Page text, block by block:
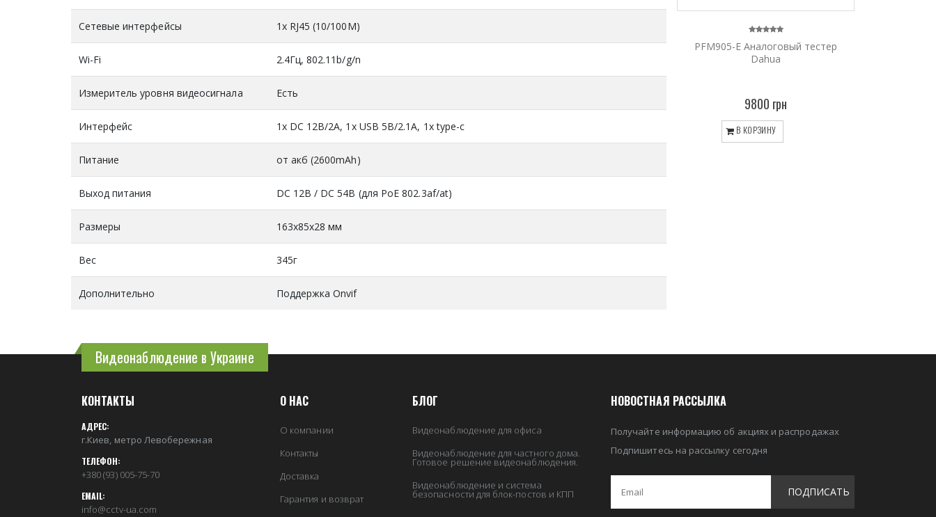
Сетевые интерфейсы 1х RJ45 (10/100M)
Wi-Fi 2.4Гц, 802.11b/g/n
Измеритель уровня видеосигнала Есть
Интерфейc 1x DC 12В/2A, 1x USB 5В/2.1A, 1x type-c
Питание от акб (2600mAh)
Выход питания DC 12В / DC 54В (для PoE 802.3af/at)
Размеры 163x85x28 мм
Вес 345г
Дополнительно Поддержка Onvif
PFM905-E Аналоговый тестер
Dahua
9800 грн
В КОРЗИНУ
Видеонаблюдение в Украине
КОНТАКТЫ
АДРЕС:
г.Киев, метро Левобережная
ТЕЛЕФОН:
+380 (93) 005-75-70
EMAIL:
info@cctv-ua.com
О НАС
О компании
Контакты
Доставка
Гарантия и возврат
БЛОГ
Видеонаблюдение для офиса
Видеонаблюдение для частного дома.
Готовое решение видеонаблюдения.
Видеонаблюдение и система
безопасности для блок-постов и КПП
НОВОСТНАЯ РАССЫЛКА
Получайте информацию об акциях и распродажах
Подпишитесь на рассылку сегодня
ПОДПИСАТЬ